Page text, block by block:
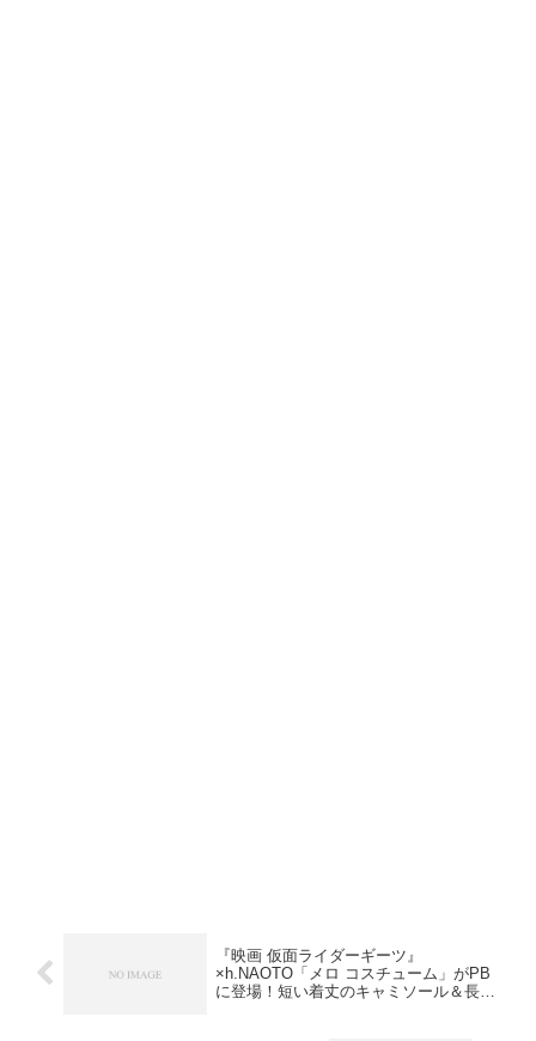
『映画 仮面ライダーギーツ』
×h.NAOTO「メロ コスチューム」がPB
に登場！短い着丈のキャミソール＆長い